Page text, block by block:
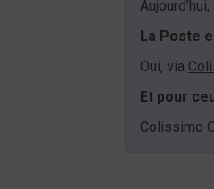
La Poste
Oui, via
​Et pour
Colissimo